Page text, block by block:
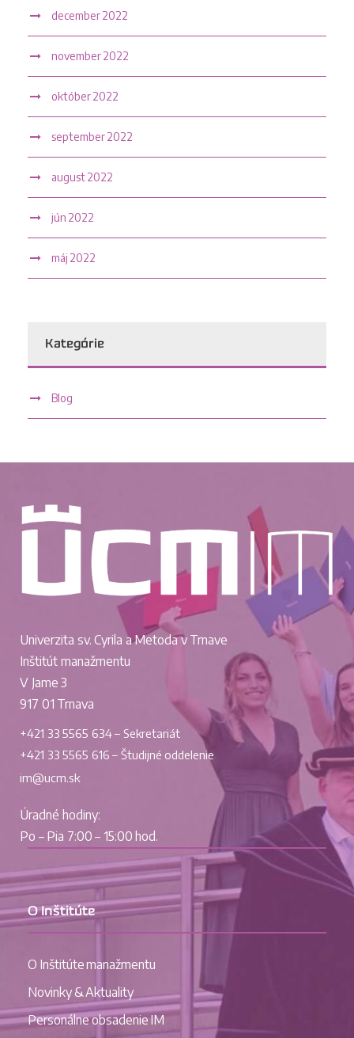
december 2022
november 2022
október 2022
september 2022
august 2022
jún 2022
máj 2022
Kategórie
Blog
Univerzita sv. Cyrila a Metoda v Trnave
Inštitút manažmentu
V Jame 3
917 01 Trnava
+421 33 5565 634 – Sekretariát
+421 33 5565 616 – Študijné oddelenie
im@ucm.sk
Úradné hodiny:
Po – Pia 7:00 – 15:00 hod.
O Inštitúte
O Inštitúte manažmentu
Novinky & Aktuality
Personálne obsadenie IM